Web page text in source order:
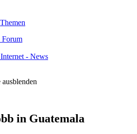
Forum
- News
in Guatemala